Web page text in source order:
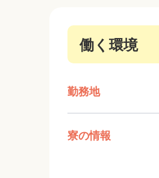
働く環境
勤務地
寮の情報